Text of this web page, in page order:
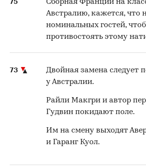
75
Сборная Франции на
Австралию, кажется, что
номинальных гостей,
противостоять этому
73
Двойная замена следует
у Австралии.
Райли Макгри и автор
Гудвин покидают поле.
Им на смену выходят
и Гаранг Куол.